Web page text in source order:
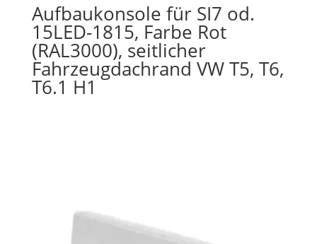
Aufbaukonsole für SI7 od.
15LED-1815, Farbe Rot
(RAL3000), seitlicher
Fahrzeugdachrand VW T5, T6,
T6.1 H1